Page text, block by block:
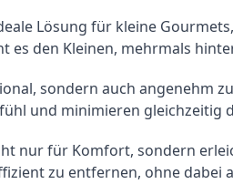
Lösung für kleine
es den Kleinen, mehrmals
sondern auch angenehm
und minimieren gleichzeitig
nur für Komfort, sondern
zu entfernen, ohne dabei